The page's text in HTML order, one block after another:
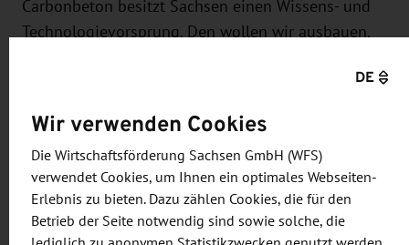
Carbonbeton besitzt Sachsen einen Wissens- und
Technologievorsprung. Den wollen wir ausbauen.
wichtige Grundlagenforschung betrieben. Bei der
Sanierung der Dresdner Carolabrücke und beim
Ersatzneubau der Brücke der Staatsstraße S 111
bei Wurschen im Landkreis Bautzen hat sich
Carbonbeton bewährt. 'C³ Saxony' wird nun die
DE
Wir verwenden Cookies
Die Wirtschaftsförderung Sachsen GmbH (WFS)
verwendet Cookies, um Ihnen ein optimales Webseiten-
Erlebnis zu bieten. Dazu zählen Cookies, die für den
Betrieb der Seite notwendig sind sowie solche, die